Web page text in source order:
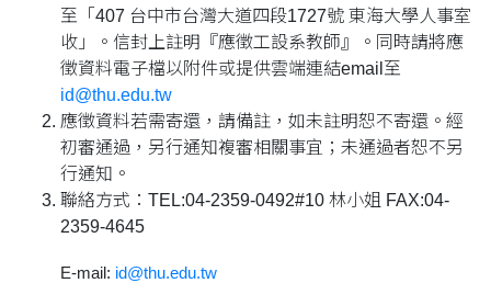
至「407 台中市台灣大道四段1727號 東海大學人事室
收」。信封上註明『應徵工設系教師』。同時請將應
徵資料電子檔以附件或提供雲端連結email至
id@thu.edu.tw
應徵資料若需寄還，請備註，如未註明恕不寄還。經
初審通過，另行通知複審相關事宜；未通過者恕不另
行通知。
聯絡方式：TEL:04-2359-0492#10 林小姐 FAX:04-
2359-4645
E-mail: id@thu.edu.tw